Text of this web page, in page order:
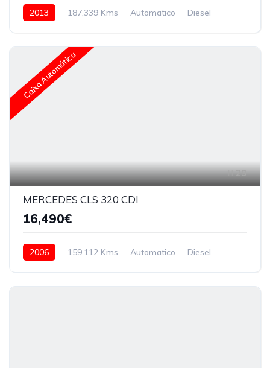
2013 187,339 Kms Automatico Diesel
Caixa Automática
29
MERCEDES CLS 320 CDI
16,490€
2006 159,112 Kms Automatico Diesel